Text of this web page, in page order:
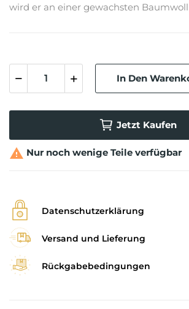
wird er an einer gewachsten
In Den
Jetzt Kaufen
 Nur noch wenige Teile verfügbar
Datenschutzerklärung
Versand und Lieferung
Rückgabebedingungen